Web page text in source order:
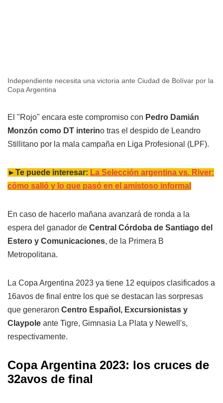
Independiente necesita una victoria ante Ciudad de Bolívar por la
Copa Argentina
El "Rojo" encara este compromiso con Pedro Damián
Monzón como DT interino tras el despido de Leandro
Stillitano por la mala campaña en Liga Profesional (LPF).
►Te puede interesar: La Selección argentina vs. River:
cómo salió y lo que pasó en el amistoso informal
En caso de hacerlo mañana avanzará de ronda a la
espera del ganador de Central Córdoba de Santiago del
Estero y Comunicaciones, de la Primera B
Metropolitana.
La Copa Argentina 2023 ya tiene 12 equipos clasificados a
16avos de final entre los que se destacan las sorpresas
que generaron Centro Español, Excursionistas y
Claypole ante Tigre, Gimnasia La Plata y Newell's,
respectivamente.
Copa Argentina 2023: los cruces de
32avos de final